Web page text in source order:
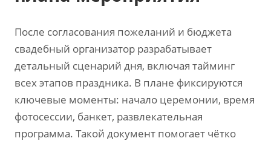
После согласования пожеланий и бюджета
свадебный организатор разрабатывает
детальный сценарий дня‚ включая тайминг
всех этапов праздника. В плане фиксируются
ключевые моменты: начало церемонии‚ время
фотосессии‚ банкет‚ развлекательная
программа. Такой документ помогает чётко